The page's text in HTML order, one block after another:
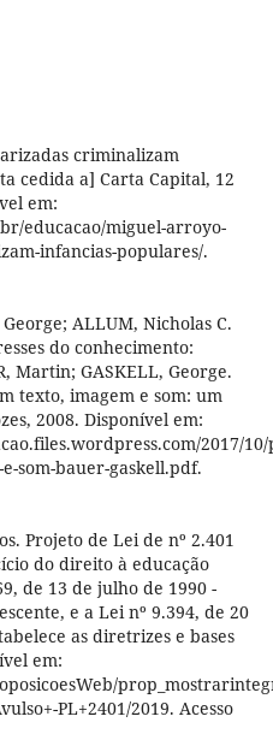
criminalizam
cedida a] Carta Capital, 12
em:
educacao/miguel-arroyo-
infancias-populares/.
ALLUM, Nicholas C.
do conhecimento:
Martin; GASKELL, George.
texto, imagem e som: um
2008. Disponível em:
2017/10/
som-bauer-gaskell.pdf.
Projeto de Lei de nº 2.401
do direito à educação
de 13 de julho de 1990 -
e a Lei nº 9.394, de 20
as diretrizes e bases
em:
PL+2401/2019. Acesso